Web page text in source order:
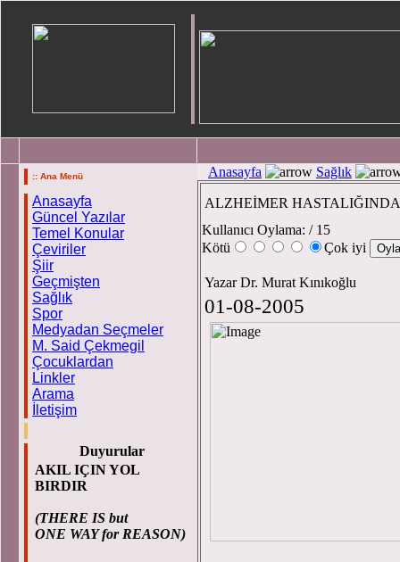
:: Ana Menü
Anasayfa
Güncel Yazılar
Temel Konular
Çeviriler
Şiir
Geçmişten
Sağlık
Spor
Medyadan Seçmeler
M. Said Çekmegil
Çocuklardan
Linkler
Arama
İletişim
Duyurular
AKIL IÇIN YOL
BIRDIR
(THERE IS but
ONE WAY for REASON)
Anasayfa Sağlık
ALZHEİMER
Kullanıcı Oylama: / 15
Kötü
Çok iyi
Yazar Dr. Murat Kınıkoğlu
01-08-2005